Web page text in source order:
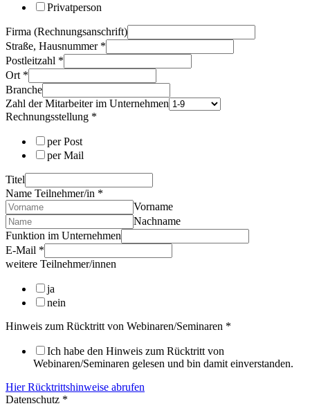
Privatperson
Firma (Rechnungsanschrift)
Straße, Hausnummer *
Postleitzahl *
Ort *
Branche
Zahl der Mitarbeiter im Unternehmen
Rechnungsstellung *
per Post
per Mail
Titel
Name Teilnehmer/in *
Vorname
Nachname
Funktion im Unternehmen
E-Mail *
weitere Teilnehmer/innen
ja
nein
Hinweis zum Rücktritt von Webinaren/Seminaren *
Ich habe den Hinweis zum Rücktritt von
Webinaren/Seminaren gelesen und bin damit einverstanden.
Hier Rücktrittshinweise abrufen
Datenschutz *